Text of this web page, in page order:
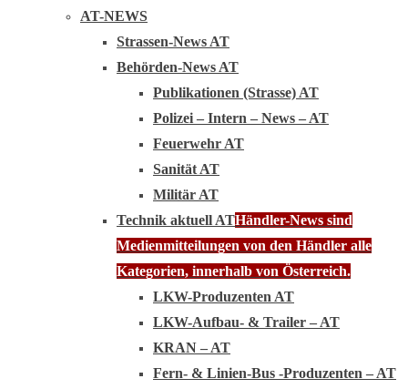
AT-NEWS
Strassen-News AT
Behörden-News AT
Publikationen (Strasse) AT
Polizei – Intern – News – AT
Feuerwehr AT
Sanität AT
Militär AT
Technik aktuell ATHändler-News sind
Medienmitteilungen von den Händler alle
Kategorien, innerhalb von Österreich.
LKW-Produzenten AT
LKW-Aufbau- & Trailer – AT
KRAN – AT
Fern- & Linien-Bus -Produzenten – AT